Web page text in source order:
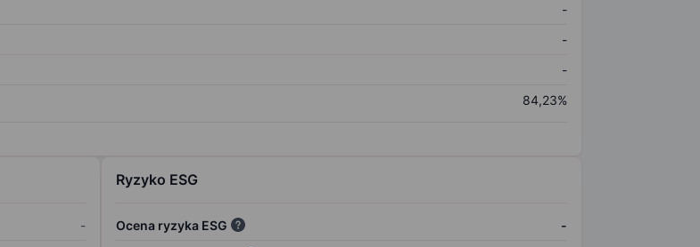
-
-
-
84,23%
-
Ryzyko ESG
Ocena ryzyka ESG
-